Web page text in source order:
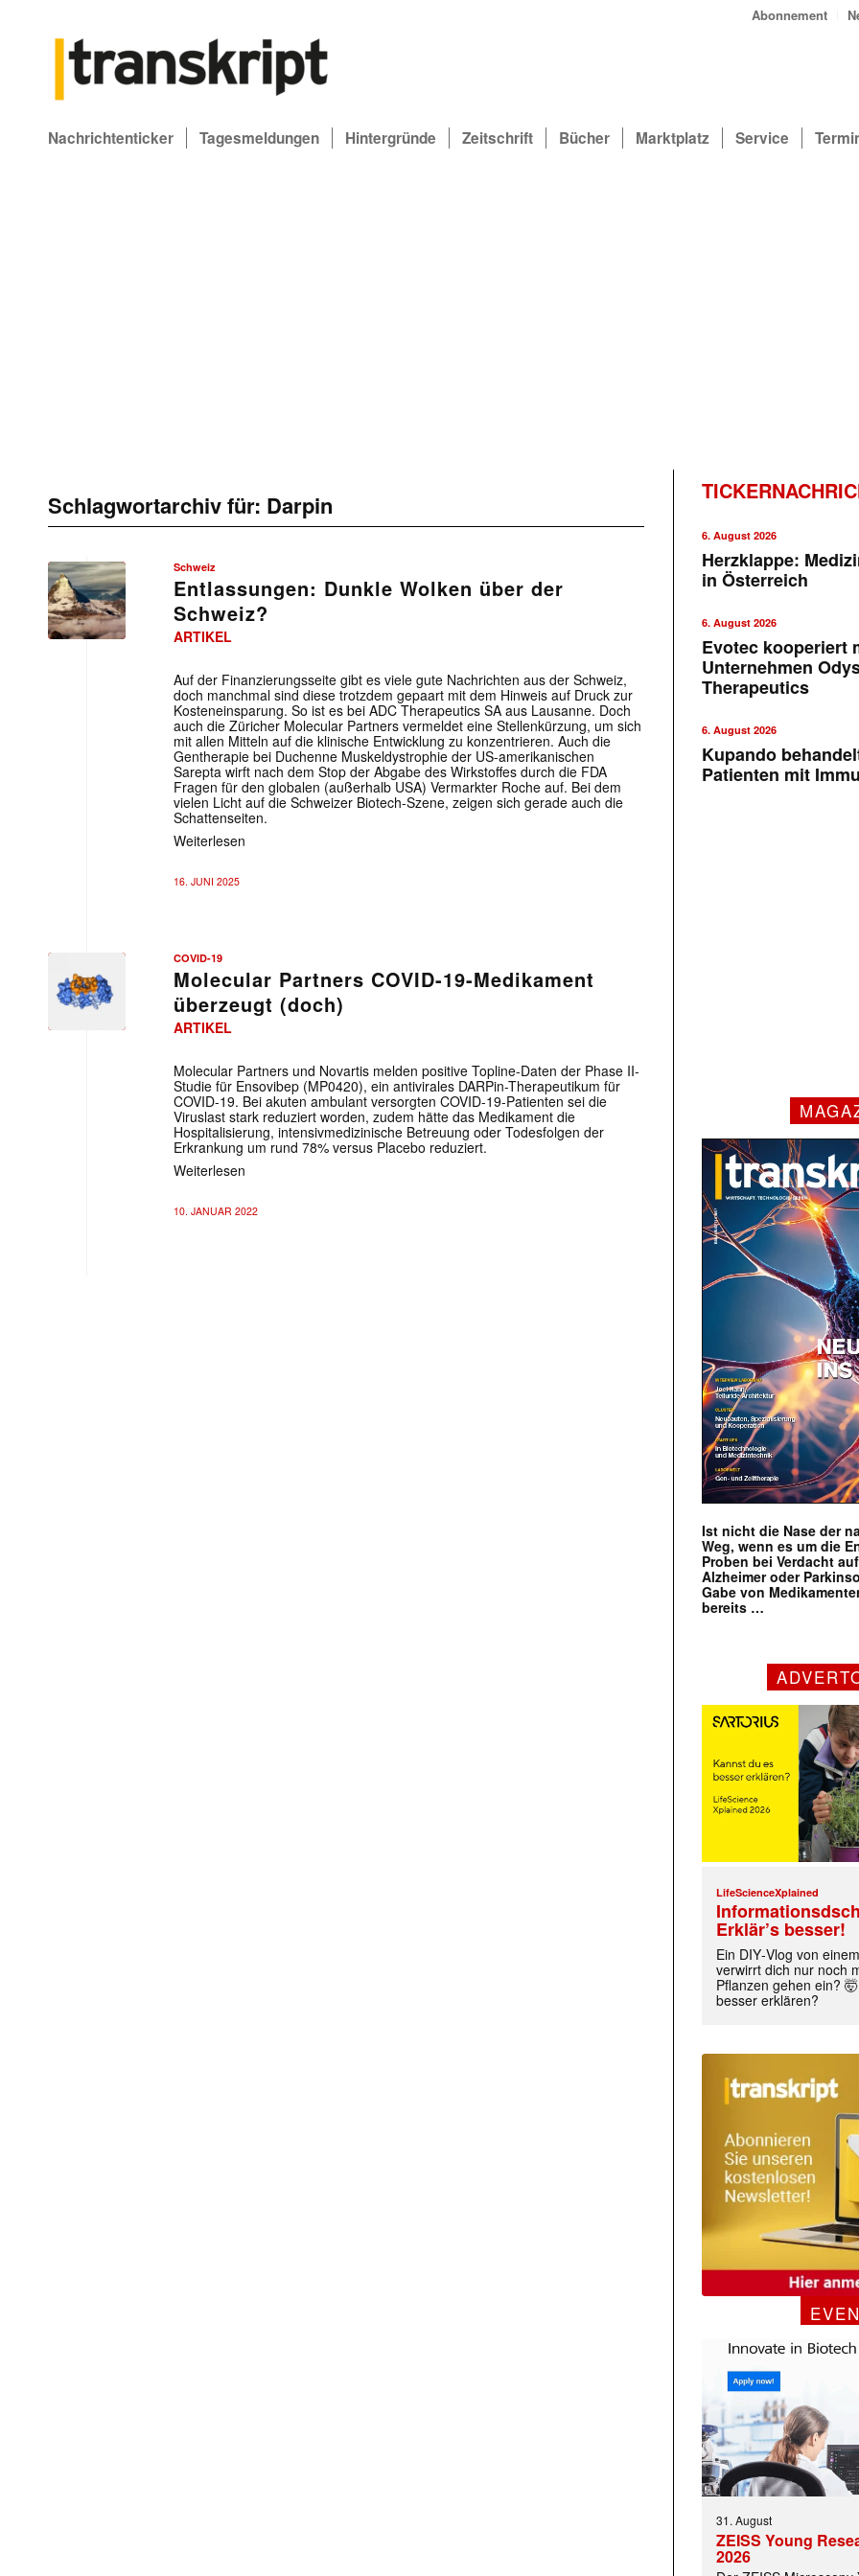
Abonnement
Nachrichtenticker Tagesmeldungen Hintergründe Zeitschrift Bücher Marktplatz Service
Schlagwortarchiv für: Darpin
Schweiz
Entlassungen: Dunkle Wolken über der
Schweiz?
ARTIKEL
Auf der Finanzierungsseite gibt es viele gute Nachrichten aus der Schweiz,
doch manchmal sind diese trotzdem gepaart mit dem Hinweis auf Druck zur
Kosteneinsparung. So ist es bei ADC Therapeutics SA aus Lausanne. Doch
auch die Züricher Molecular Partners vermeldet eine Stellenkürzung, um sich
mit allen Mitteln auf die klinische Entwicklung zu konzentrieren. Auch die
Gentherapie bei Duchenne Muskeldystrophie der US-amerikanischen
Sarepta wirft nach dem Stop der Abgabe des Wirkstoffes durch die FDA
Fragen für den globalen (außerhalb USA) Vermarkter Roche auf. Bei dem
vielen Licht auf die Schweizer Biotech-Szene, zeigen sich gerade auch die
Schattenseiten.
Weiterlesen
16. JUNI 2025
COVID-19
Molecular Partners COVID-19-Medikament
überzeugt (doch)
ARTIKEL
Molecular Partners und Novartis melden positive Topline-Daten der Phase II-
Studie für Ensovibep (MP0420), ein antivirales DARPin-Therapeutikum für
COVID-19. Bei akuten ambulant versorgten COVID-19-Patienten sei die
Viruslast stark reduziert worden, zudem hätte das Medikament die
Hospitalisierung, intensivmedizinische Betreuung oder Todesfolgen der
Erkrankung um rund 78% versus Placebo reduziert.
Weiterlesen
10. JANUAR 2022
6. August 2026
Herzklappe:
in Österreich
6. August 2026
Evotec kooperiert
Unternehmen
Therapeutics
6. August 2026
Kupando
Patienten mit
Ist nicht die Nase der
Weg, wenn es um die
Proben bei Verdacht
Alzheimer oder
Gabe von
bereits …
LifeScienceXplained
Erklär’s besser!
Ein DIY‑Vlog von
verwirrt dich nur noch
Pflanzen gehen ein?
besser erklären?
31. August
ZEISS Young
2026